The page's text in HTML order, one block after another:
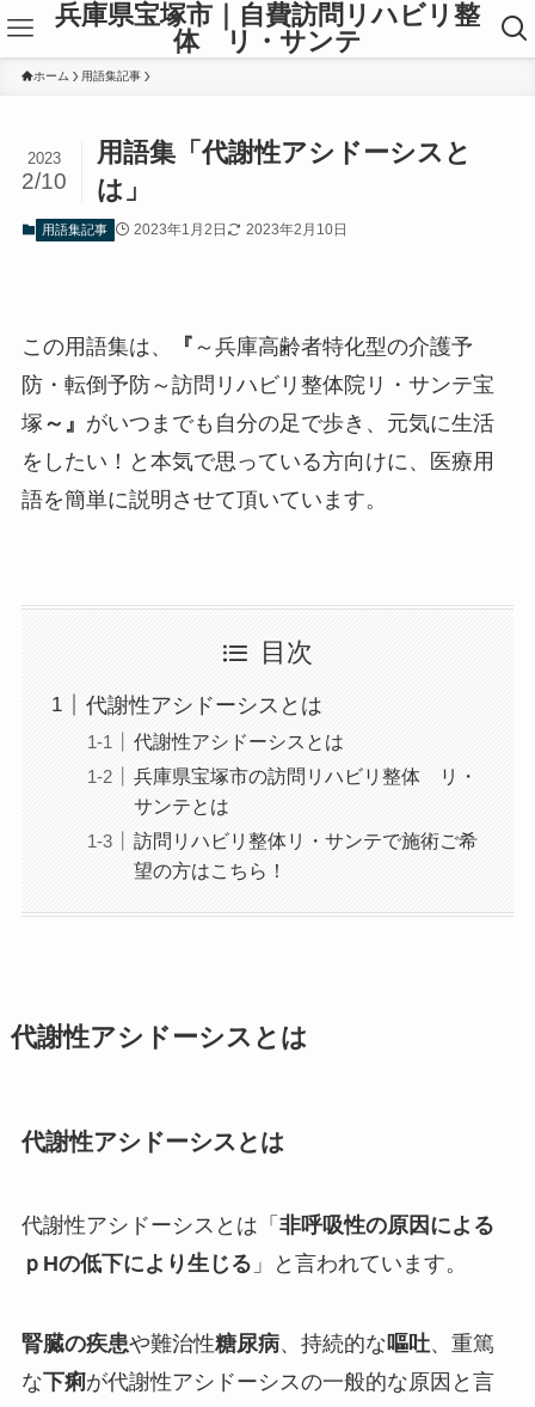
兵庫県宝塚市｜自費訪問リハビリ整
体 リ・サンテ
ホーム 用語集記事
用語集「代謝性アシドーシスと
は」
2023
2/10
用語集記事 2023年1月2日 2023年2月10日
この用語集は、 『 ～兵庫高齢者特化型の介護予
防・転倒予防～訪問リハビリ整体院リ・サンテ宝
塚 ～ 』 がいつまでも自分の足で歩き、元気に生活
をしたい！と本気で思っている方向けに、医療用
語を簡単に説明させて頂いています。
目次
代謝性アシドーシスとは
代謝性アシドーシスとは
兵庫県宝塚市の訪問リハビリ整体 リ・
サンテとは
訪問リハビリ整体リ・サンテで施術ご希
望の方はこちら！
代謝性アシドーシスとは
代謝性アシドーシスとは
代謝性アシドーシスとは「 非呼吸性の原因による
ｐHの低下により生じる 」と言われています。
腎臓の疾患や難治性糖尿病、持続的な嘔吐、重篤
な下痢が代謝性アシドーシスの一般的な原因と言